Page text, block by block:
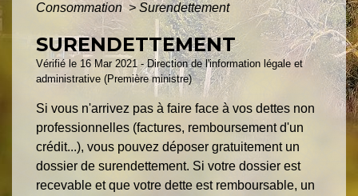
Consommation> Surendettement
SURENDETTEMENT
Vérifié le 16 Mar 2021 - Direction de l'information légale et
administrative (Première ministre)
Si vous n'arrivez pas à faire face à vos dettes non
professionnelles (factures, remboursement d'un
crédit...), vous pouvez déposer gratuitement un
dossier de surendettement. Si votre dossier est
recevable et que votre dette est remboursable, un